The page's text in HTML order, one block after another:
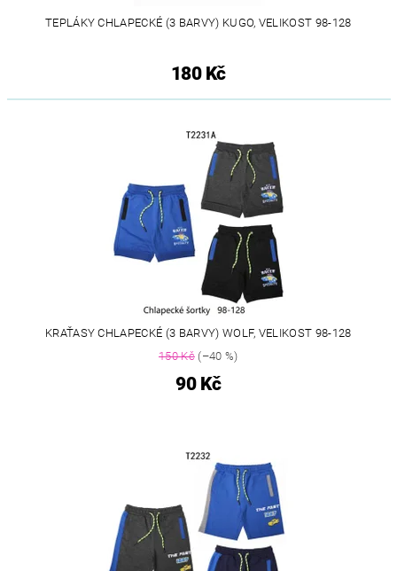
TEPLÁKY CHLAPECKÉ (3 BARVY) KUGO, VELIKOST 98-128
180 Kč
KRAŤASY CHLAPECKÉ (3 BARVY) WOLF, VELIKOST 98-128
150 Kč(–40 %)
90 Kč